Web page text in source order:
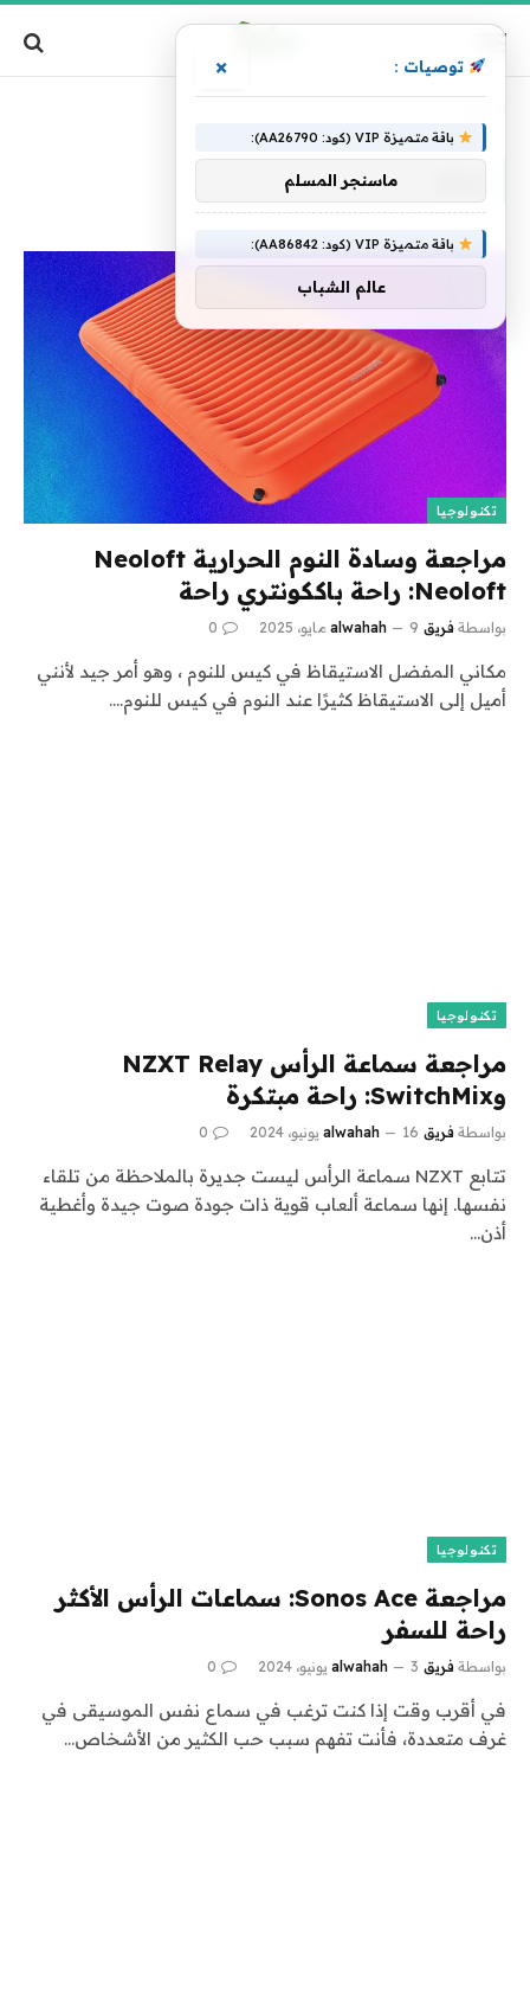
تكنولوجيا
مراجعة وسادة النوم الحرارية Neoloft
Neoloft: راحة باككونتري راحة
بواسطة فريق alwahah 9 مايو، 2025 0
مكاني المفضل الاستيقاظ في كيس للنوم ، وهو أمر جيد لأنني
أميل إلى الاستيقاظ كثيرًا عند النوم في كيس للنوم.…
تكنولوجيا
مراجعة سماعة الرأس NZXT Relay
وSwitchMix: راحة مبتكرة
بواسطة فريق alwahah 16 يونيو، 2024 0
تتابع NZXT سماعة الرأس ليست جديرة بالملاحظة من تلقاء
نفسها. إنها سماعة ألعاب قوية ذات جودة صوت جيدة وأغطية
أذن…
تكنولوجيا
مراجعة Sonos Ace: سماعات الرأس الأكثر
راحة للسفر
بواسطة فريق alwahah 3 يونيو، 2024 0
في أقرب وقت إذا كنت ترغب في سماع نفس الموسيقى في
غرف متعددة، فأنت تفهم سبب حب الكثير من الأشخاص…
توصيات : ×
باقة متميزة VIP (كود: AA26790):
ماسنجر المسلم
باقة متميزة VIP (كود: AA86842):
عالم الشباب